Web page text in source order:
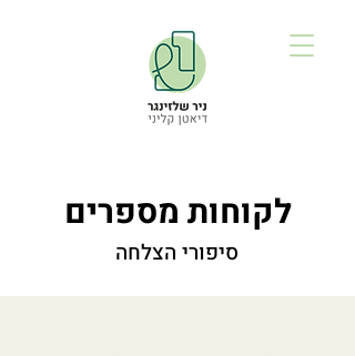
לקוחות מספרים
סיפורי הצלחה